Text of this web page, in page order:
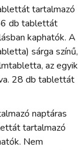
tartalmazó
db tablettát
kaphatók. A
sárga színű,
az egyik
28 db tablettát
naptáras
tartalmazó
Nem